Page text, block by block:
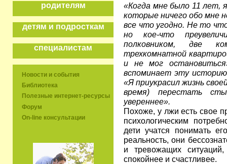
родителям
детям и подросткам
специалистам
Новости и события
Библиотека
Полезные интернет-ресурсы
Форум
On-line консультации
«Когда мне было 11 лет,
которые ничего обо мне
все что угодно. Не то
но кое-что
полковником, две
трехкомнатной
и не мог
вспоминает эту
«Я приукрасил жизнь
время) перестать
увереннее».
Похоже, у лжи есть свое
психологическим
дети учатся понимать
реальность, они
и тревожащих
спокойнее и счастливее.